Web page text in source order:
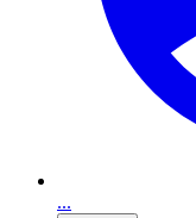
...